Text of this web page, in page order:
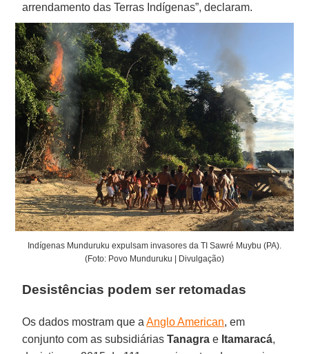
arrendamento das Terras Indígenas”, declaram.
Indígenas Munduruku expulsam invasores da TI Sawré Muybu (PA).
(Foto: Povo Munduruku | Divulgação)
Desistências podem ser retomadas
Os dados mostram que aAnglo American, em
conjunto com as subsidiáriasTanagra e Itamaracá,